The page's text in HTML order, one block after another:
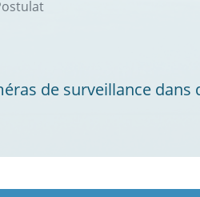
de surveillance